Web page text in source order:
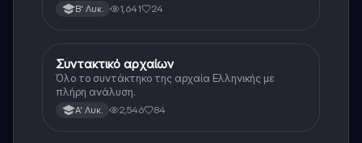
Β' Λυκ. 1,641 24
Αρχαία Ελληνικά
Συντακτικό αρχαίων
Όλο το συντάκτηκο της αρχαία Ελληνικής με
πλήρη ανάλυση.
Α' Λυκ. 2,546 84